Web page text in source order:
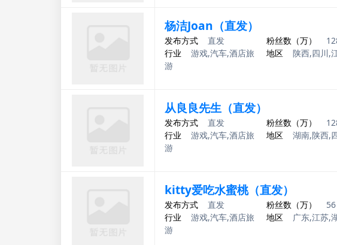
杨洁Joan（直发）
发布方式 直发 粉丝数（万）
行业
游戏,汽车,酒店旅
游
地区 陕西,四川,
从良良先生（直发）
发布方式 直发 粉丝数（万）
行业
游戏,汽车,酒店旅
游
地区 湖南,陕西,
kitty爱吃水蜜桃（直发）
发布方式 直发 粉丝数（万） 56
行业
游戏,汽车,酒店旅
游
地区 广东,江苏,